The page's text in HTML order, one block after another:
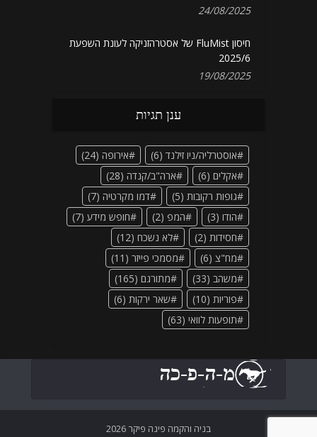
24/08/2025
חיסון FluMist של אסטרהזניקה לעונת השפעת
2025/6
19/08/2025
ענן תגיות
אוסטרליה/ניו זילנד (6) אירופה (24)
אקלים (6) ארה"ב/קנדה (28)
גופות רקובות (5) דמו מקרטיה (7)
הודו (3) המפ (2) חופש מידע (7)
חסידות (2) לא נשכח (12)
מח"צ (6) מסמכי פייזר (11)
משהב (33) מתורגם (165)
פוריות (10) שאר ירקות (6)
תופעות לוואי (63)
בניה והקמה פינה פיקר 2026